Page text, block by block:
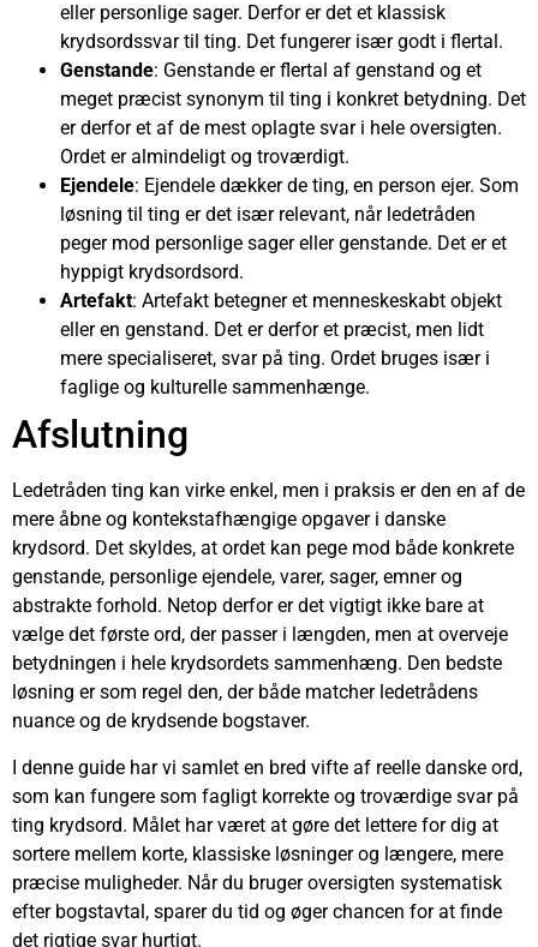
eller personlige sager. Derfor er det et klassisk
krydsordssvar til ting. Det fungerer især godt i flertal.
Genstande: Genstande er flertal af genstand og et
meget præcist synonym til ting i konkret betydning. Det
er derfor et af de mest oplagte svar i hele oversigten.
Ordet er almindeligt og troværdigt.
Ejendele: Ejendele dækker de ting, en person ejer. Som
løsning til ting er det især relevant, når ledetråden
peger mod personlige sager eller genstande. Det er et
hyppigt krydsordsord.
Artefakt: Artefakt betegner et menneskeskabt objekt
eller en genstand. Det er derfor et præcist, men lidt
mere specialiseret, svar på ting. Ordet bruges især i
faglige og kulturelle sammenhænge.
Afslutning
Ledetråden ting kan virke enkel, men i praksis er den en af de
mere åbne og kontekstafhængige opgaver i danske
krydsord. Det skyldes, at ordet kan pege mod både konkrete
genstande, personlige ejendele, varer, sager, emner og
abstrakte forhold. Netop derfor er det vigtigt ikke bare at
vælge det første ord, der passer i længden, men at overveje
betydningen i hele krydsordets sammenhæng. Den bedste
løsning er som regel den, der både matcher ledetrådens
nuance og de krydsende bogstaver.
I denne guide har vi samlet en bred vifte af reelle danske ord,
som kan fungere som fagligt korrekte og troværdige svar på
ting krydsord. Målet har været at gøre det lettere for dig at
sortere mellem korte, klassiske løsninger og længere, mere
præcise muligheder. Når du bruger oversigten systematisk
efter bogstavtal, sparer du tid og øger chancen for at finde
det rigtige svar hurtigt.